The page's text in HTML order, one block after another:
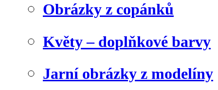
Obrázky z copánků
Květy – doplňkové barvy
Jarní obrázky z modelíny